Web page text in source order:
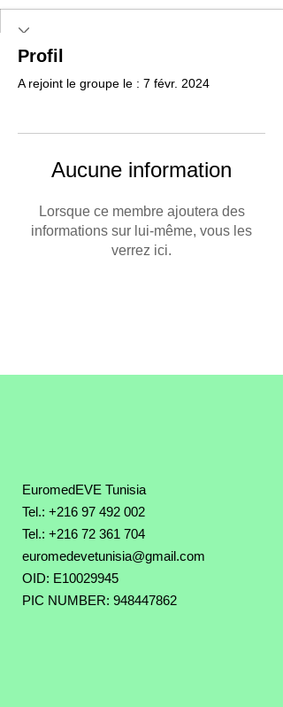
Profil
A rejoint le groupe le : 7 févr. 2024
Aucune information
Lorsque ce membre ajoutera des
informations sur lui-même, vous les
verrez ici.
EuromedEVE Tunisia
Tel.: +216 97 492 002
Tel.: +216 72 361 704
euromedevetunisia@gmail.com
OID: E10029945
PIC NUMBER: 948447862